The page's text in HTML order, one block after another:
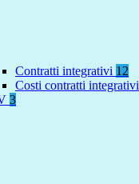
Contratti integrativi 12
Costi contratti integrativi
3